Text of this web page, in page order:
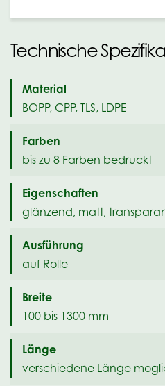
Technische
Material
BOPP, CPP, TLS, LDPE
Farben
bis zu 8 Farben bedruckt
Eigenschaften
glänzend, matt,
Ausführung
auf Rolle
Breite
100 bis 1300 mm
Länge
verschiedene Länge